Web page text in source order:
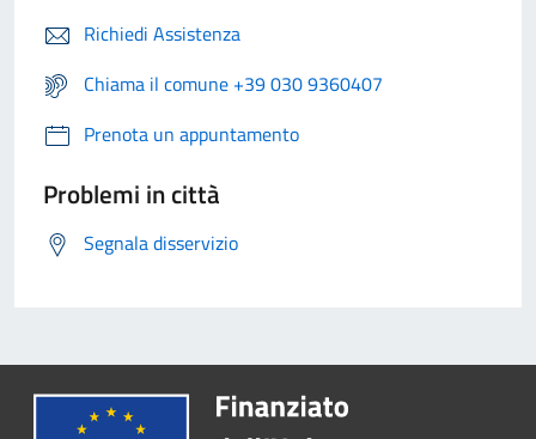
Richiedi Assistenza
Chiama il comune +39 030 9360407
Prenota un appuntamento
Problemi in città
Segnala disservizio